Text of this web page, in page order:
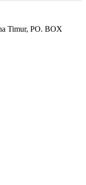
Timur, PO. BOX